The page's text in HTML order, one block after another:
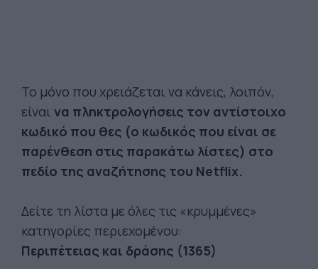
Το μόνο που χρειάζεται να κάνεις, λοιπόν,
είναι να πληκτρολογήσεις τον αντίστοιχο
κωδικό που θες (o κωδικός που είναι σε
παρένθεση στις παρακάτω λίστες) στο
πεδίο της αναζήτησης του Netflix.
Δείτε τη λίστα με όλες τις «κρυμμένες»
κατηγορίες περιεχομένου:
Περιπέτειας και δράσης (1365)